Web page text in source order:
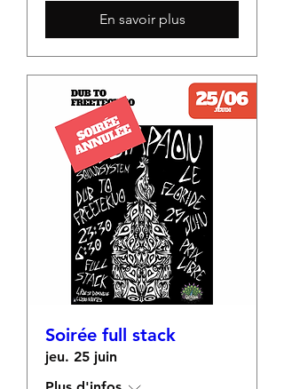
En savoir plus
Soirée full stack
jeu. 25 juin